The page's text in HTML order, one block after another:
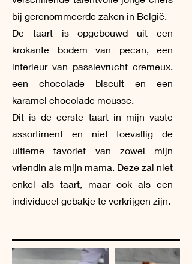
bij gerenommeerde zaken in België.
De taart is opgebouwd uit een
krokante bodem van pecan, een
interieur van passievrucht cremeux,
een chocolade biscuit en een
karamel chocolade mousse.
Dit is de eerste taart in mijn vaste
assortiment en niet toevallig de
ultieme favoriet van zowel mijn
vriendin als mijn mama. Deze zal niet
enkel als taart, maar ook als een
individueel gebakje te verkrijgen zijn.